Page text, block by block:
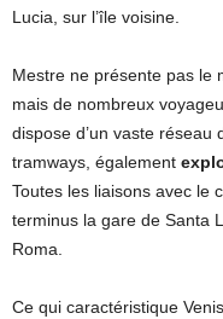
Lucia, sur l’île voisine.
Mestre ne présente pas le
mais de nombreux
dispose d’un vaste
tramways, également
Toutes les liaisons avec le
terminus la gare de Santa
Roma.
Ce qui caractéristique